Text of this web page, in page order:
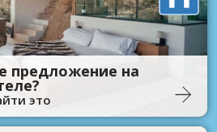
предложение на
это